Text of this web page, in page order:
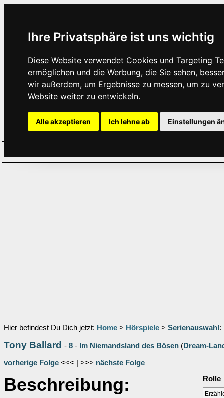
Ihre Privatsphäre ist uns wichtig
Diese Website verwendet Cookies und Targeting
ermöglichen und die Werbung, die Sie sehen,
wir außerdem, um Ergebnisse zu messen, um zu
Website weiter zu entwickeln.
Alle akzeptieren Ich lehne ab Einstellungen
Hier befindest Du Dich jetzt: Home > Hörspiele > Serienauswahl :
Tony Ballard - 8 - Im Niemandsland des Bösen (Dream-
vorherige Folge <<< | >>> nächste Folge
Beschreibung: Rolle